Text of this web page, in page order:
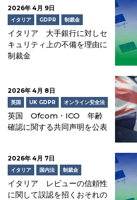
2026年 4月 9日
イタリア GDPR 制裁金
イタリア 大手銀行に対しセ
キュリティ上の不備を理由に
制裁金
2026年 4月 8日
英国 UK GDPR オンライン安全法
英国 Ofcom・ICO 年齢
確認に関する共同声明を公表
2026年 4月 7日
イタリア 国内法 制裁金
イタリア レビューの信頼性
に関して誤認を招くおそれの